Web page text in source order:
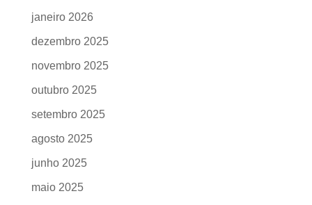
janeiro 2026
dezembro 2025
novembro 2025
outubro 2025
setembro 2025
agosto 2025
junho 2025
maio 2025